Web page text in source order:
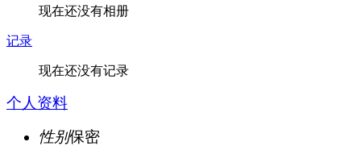
现在还没有相册
记录
现在还没有记录
个人资料
性别保密